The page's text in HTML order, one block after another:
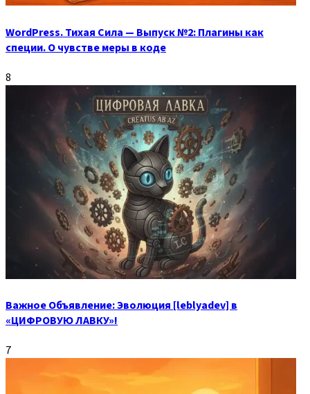
WordPress. Тихая Сила — Выпуск №2: Плагины как
специи. О чувстве меры в коде
8
Важное Объявление: Эволюция [leblyadev] в
«ЦИФРОВУЮ ЛАВКУ»!
7